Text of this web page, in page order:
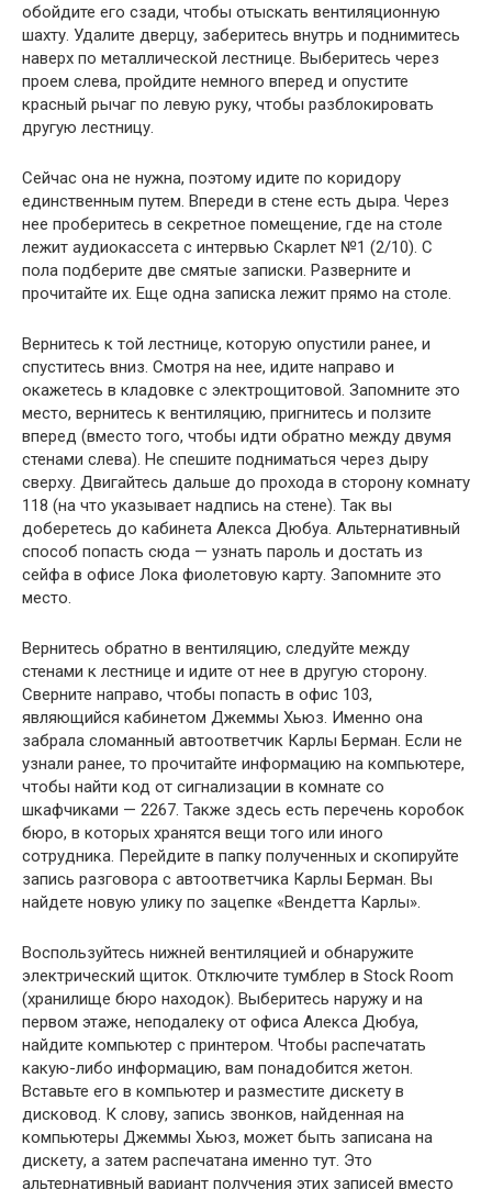
обойдите его сзади, чтобы отыскать вентиляционную
шахту. Удалите дверцу, заберитесь внутрь и поднимитесь
наверх по металлической лестнице. Выберитесь через
проем слева, пройдите немного вперед и опустите
красный рычаг по левую руку, чтобы разблокировать
другую лестницу.
Сейчас она не нужна, поэтому идите по коридору
единственным путем. Впереди в стене есть дыра. Через
нее проберитесь в секретное помещение, где на столе
лежит аудиокассета с интервью Скарлет №1 (2/10). С
пола подберите две смятые записки. Разверните и
прочитайте их. Еще одна записка лежит прямо на столе.
Вернитесь к той лестнице, которую опустили ранее, и
спуститесь вниз. Смотря на нее, идите направо и
окажетесь в кладовке с электрощитовой. Запомните это
место, вернитесь к вентиляцию, пригнитесь и ползите
вперед (вместо того, чтобы идти обратно между двумя
стенами слева). Не спешите подниматься через дыру
сверху. Двигайтесь дальше до прохода в сторону комнату
118 (на что указывает надпись на стене). Так вы
доберетесь до кабинета Алекса Дюбуа. Альтернативный
способ попасть сюда — узнать пароль и достать из
сейфа в офисе Лока фиолетовую карту. Запомните это
место.
Вернитесь обратно в вентиляцию, следуйте между
стенами к лестнице и идите от нее в другую сторону.
Сверните направо, чтобы попасть в офис 103,
являющийся кабинетом Джеммы Хьюз. Именно она
забрала сломанный автоответчик Карлы Берман. Если не
узнали ранее, то прочитайте информацию на компьютере,
чтобы найти код от сигнализации в комнате со
шкафчиками — 2267. Также здесь есть перечень коробок
бюро, в которых хранятся вещи того или иного
сотрудника. Перейдите в папку полученных и скопируйте
запись разговора с автоответчика Карлы Берман. Вы
найдете новую улику по зацепке «Вендетта Карлы».
Воспользуйтесь нижней вентиляцией и обнаружите
электрический щиток. Отключите тумблер в Stock Room
(хранилище бюро находок). Выберитесь наружу и на
первом этаже, неподалеку от офиса Алекса Дюбуа,
найдите компьютер с принтером. Чтобы распечатать
какую-либо информацию, вам понадобится жетон.
Вставьте его в компьютер и разместите дискету в
дисковод. К слову, запись звонков, найденная на
компьютеры Джеммы Хьюз, может быть записана на
дискету, а затем распечатана именно тут. Это
альтернативный вариант получения этих записей вместо